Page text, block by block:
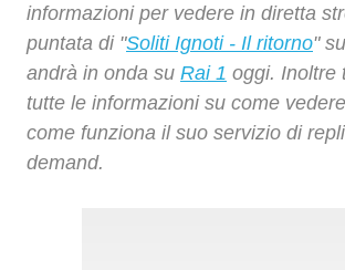
informazioni per vedere in diretta
puntata di "Soliti Ignoti - Il ritorno" su
andrà in onda su Rai 1 oggi. Inoltre
tutte le informazioni su come vedere
come funziona il suo servizio di
demand.